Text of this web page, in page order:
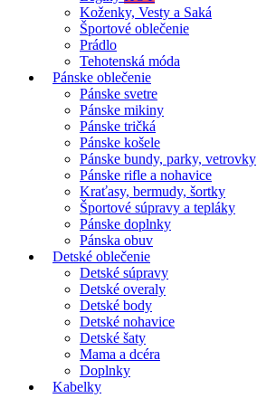
Koženky, Vesty a Saká
Športové oblečenie
Prádlo
Tehotenská móda
Pánske oblečenie
Pánske svetre
Pánske mikiny
Pánske tričká
Pánske košele
Pánske bundy, parky, vetrovky
Pánske rifle a nohavice
Kraťasy, bermudy, šortky
Športové súpravy a tepláky
Pánske doplnky
Pánska obuv
Detské oblečenie
Detské súpravy
Detské overaly
Detské body
Detské nohavice
Detské šaty
Mama a dcéra
Doplnky
Kabelky